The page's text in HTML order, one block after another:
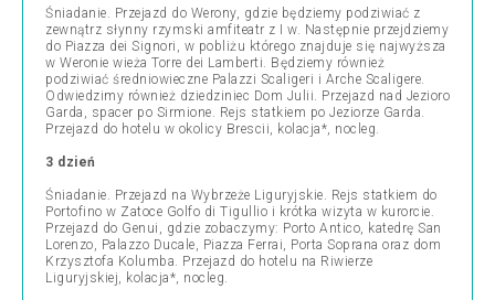
Śniadanie. Przejazd do Werony, gdzie będziemy podziwiać z
zewnątrz słynny rzymski amfiteatr z I w. Następnie przejdziemy
do Piazza dei Signori, w pobliżu którego znajduje się najwyższa
w Weronie wieża Torre dei Lamberti. Będziemy również
podziwiać średniowieczne Palazzi Scaligeri i Arche Scaligere.
Odwiedzimy również dziedziniec Dom Julii. Przejazd nad Jezioro
Garda, spacer po Sirmione. Rejs statkiem po Jeziorze Garda.
Przejazd do hotelu w okolicy Brescii, kolacja*, nocleg.
3 dzień
Śniadanie. Przejazd na Wybrzeże Liguryjskie. Rejs statkiem do
Portofino w Zatoce Golfo di Tigullio i krótka wizyta w kurorcie.
Przejazd do Genui, gdzie zobaczymy: Porto Antico, katedrę San
Lorenzo, Palazzo Ducale, Piazza Ferrai, Porta Soprana oraz dom
Krzysztofa Kolumba. Przejazd do hotelu na Riwierze
Liguryjskiej, kolacja*, nocleg.